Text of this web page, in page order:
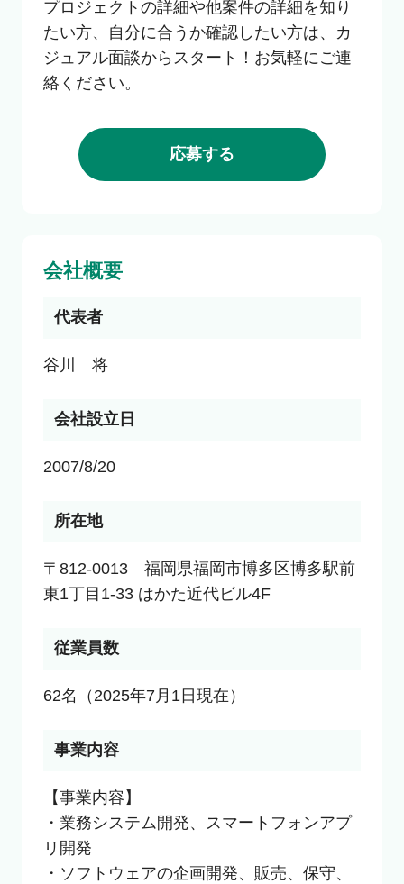
プロジェクトの詳細や他案件の詳細を知り
たい方、自分に合うか確認したい方は、カ
ジュアル面談からスタート！お気軽にご連
絡ください。
応募する
会社概要
代表者
谷川　将
会社設立日
2007/8/20
所在地
〒812-0013　福岡県福岡市博多区博多駅前
東1丁目1-33 はかた近代ビル4F
従業員数
62名（2025年7月1日現在）
事業内容
【事業内容】
・業務システム開発、スマートフォンアプ
リ開発
・ソフトウェアの企画開発、販売、保守、